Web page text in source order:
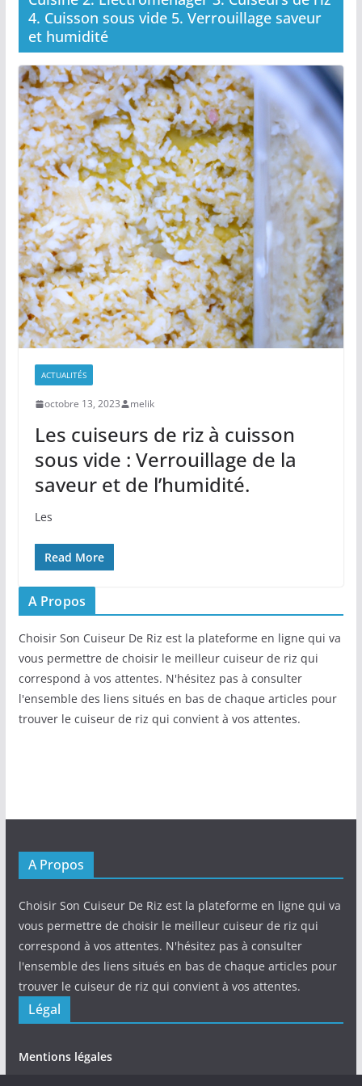
4. Cuisson sous vide 5. Verrouillage saveur
et humidité
ACTUALITÉS
octobre 13, 2023 melik
Les cuiseurs de riz à cuisson
sous vide : Verrouillage de la
saveur et de l’humidité.
Les‌
Read More
A Propos
Choisir Son Cuiseur De Riz est la plateforme en ligne qui va
vous permettre de choisir le meilleur cuiseur de riz qui
correspond à vos attentes. N'hésitez pas à consulter
l'ensemble des liens situés en bas de chaque articles pour
trouver le cuiseur de riz qui convient à vos attentes.
A Propos
Choisir Son Cuiseur De Riz est la plateforme en ligne qui va
vous permettre de choisir le meilleur cuiseur de riz qui
correspond à vos attentes. N'hésitez pas à consulter
l'ensemble des liens situés en bas de chaque articles pour
trouver le cuiseur de riz qui convient à vos attentes.
Légal
Mentions légales